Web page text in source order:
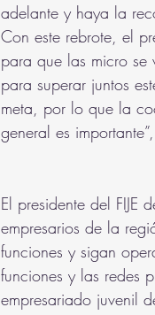
adelante y haya la
Con este rebrote, el
para que las micro se
para superar juntos
meta, por lo que la
general es
El presidente del FIJE
empresarios de la
funciones y sigan
funciones y las redes
empresariado juvenil